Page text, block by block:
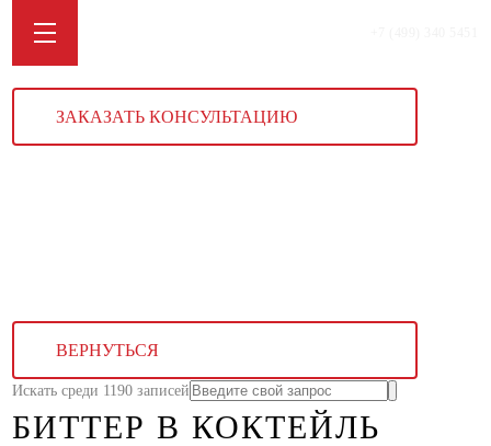
ЗАКАЗАТЬ КОНСУЛЬТАЦИЮ
ВЕРНУТЬСЯ
Искать среди 1190 записей
БИТТЕР В КОКТЕЙЛЬ